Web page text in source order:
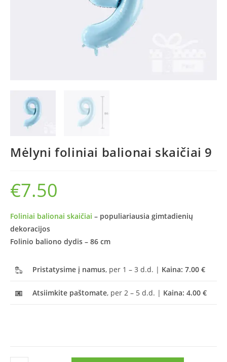
Mėlyni foliniai balionai skaičiai 9
€7.50
Foliniai balionai skaičiai – populiariausia gimtadienių
dekoracijos
Folinio baliono dydis – 86 cm
Pristatysime į namus, per 1 – 3 d.d. | Kaina: 7.00 €
Atsiimkite paštomate, per 2 – 5 d.d. | Kaina: 4.00 €